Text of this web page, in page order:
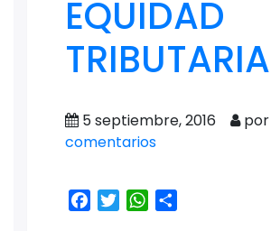
EQUIDAD
TRIBUTARIA
5 septiembre, 2016 por
comentarios
Facebook
TwitterWhatsApp